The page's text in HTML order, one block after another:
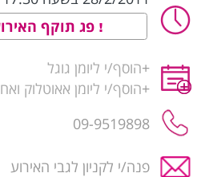
פג תוקף
+הוסף/י ליומן גוגל
+הוסף/י ליומן אאוטלוק
09-9519898
פנה/י לקניון לגבי האירוע